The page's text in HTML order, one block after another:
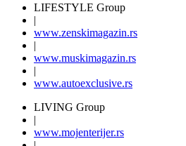
LIFESTYLE Group
|
www.zenskimagazin.rs
|
www.muskimagazin.rs
|
www.autoexclusive.rs
LIVING Group
|
www.mojenterijer.rs